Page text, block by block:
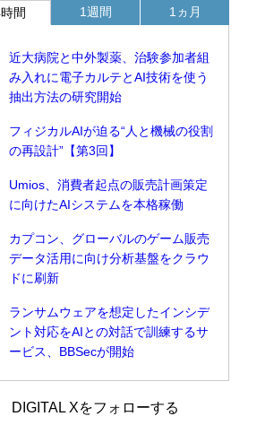
間
近大病院と中外製薬、治験参加者組
み入れに電子カルテとAI技術を使う
抽出方法の研究開始
フィジカルAIが迫る“人と機械の役割
の再設計”【第3回】
Umios、消費者起点の販売計画策定
に向けたAIシステムを本格稼働
カプコン、グローバルのゲーム販売
データ活用に向け分析基盤をクラウ
ドに刷新
ランサムウェアを想定したインシデ
ント対応をAIとの対話で訓練するサ
ービス、BBSecが開始
1週間
けたAIシステムを本格稼働
1ヵ月
仮想化技術を使う統合基盤を本格稼働
DIGITAL Xをフォローする